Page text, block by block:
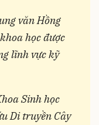
văn Hồng
học được
lĩnh vực kỹ
Sinh học
Di truyền Cây